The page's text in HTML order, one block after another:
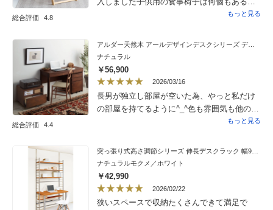
総合評価 4.8
で他の子供椅子の良いものはないか探してい
思っていますが椅子の脚が滑りやすくすぐ動
いてしまうのでテーブルからすぐに遠くなっ
てしまいます滑り止めでもあると良かったと
思っています
もっと見る
総合評価 4.4
アルダー天然木 アールデザインデスクシリーズ デスク・幅120.5cm
ナチュラル
￥56,900
2026/03/16
長男が独立し部屋が空いた為、やっと私だけ
の部屋を持てるように^_^色も雰囲気も他の家
もっと見る
突っ張り式高さ調節シリーズ 伸長デスクラック 幅90cm
ナチュラルモクメ／ホワイト
￥42,990
2026/02/22
狭いスペースで収納たくさんできて満足で